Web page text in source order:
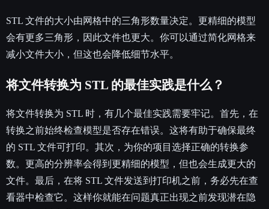
STL 文件的大小由网格中的三角形数量决定。更精细的模型
会有更多三角形，因此文件也更大。你可以通过简化网格来
减小文件大小，但这也会降低细节水平。
将文件转换为 STL 的最佳实践是什么？
将文件转换为 STL 时，有几个最佳实践需要牢记。首先，在
转换之前始终检查模型是否存在错误。这将有助于确保最终
的 STL 文件可打印。其次，为你的项目选择正确的转换参
数。更高的分辨率会得到更精细的模型，但也会生成更大的
文件。最后，在将 STL 文件发送到打印机之前，务必先在查
看器中检查它。这样你就能在问题真正出现之前发现潜在隐